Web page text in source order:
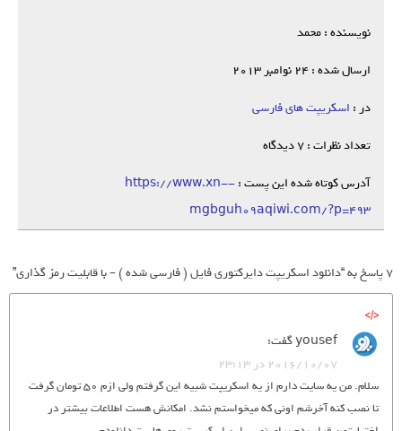
نویسنده : محمد
ارسال شده : 24 نوامبر 2013
در : اسکریپت های فارسی
تعداد نظرات : 7 دیدگاه
آدرس کوتاه شده این پست :https://www.xn--
mgbguh09aqiwi.com/?p=493
7 پاسخ به “دانلود اسکریپت دایرکتوری فایل ( فارسی شده ) – با قابلیت رمز گذاری”
yousefگفت:
2016/10/07 در 23:13
سلام. من یه سایت دارم از یه اسکریپت شبیه این گرفتم ولی ازم 50 تومان گرفت
تا نصب کنه آخرشم اونی که میخواستم نشد. امکانش هست اطلاعات بیشتر در